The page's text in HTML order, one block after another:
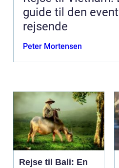
guide til den
rejsende
Peter Mortensen
Rejse til Bali: En